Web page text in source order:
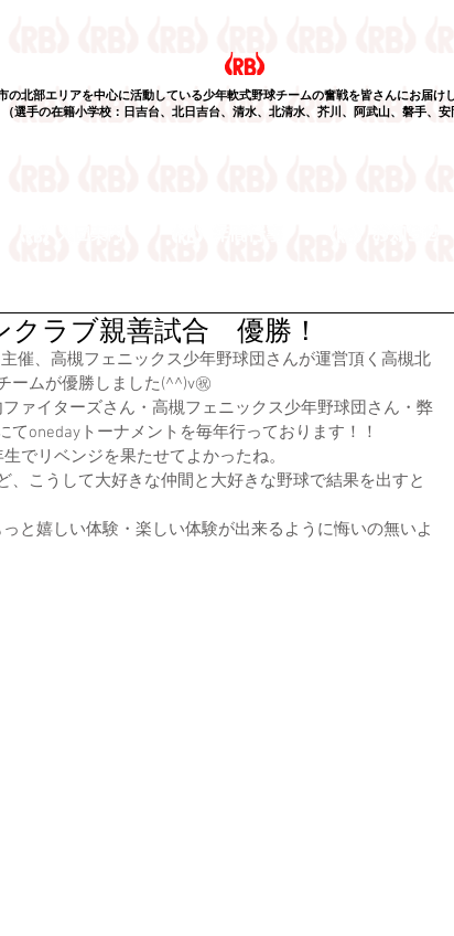
の北部エリアを中心に活動している少年軟式野球チームの奮戦を皆さんにお届けし
手の在籍小学校：日吉台、北日吉台、清水、北清水、芥川、阿武山、磐手、安
ラブ親善試合 優勝！
催、高槻フェニックス少年野球団さんが運営頂く高槻北
ームが優勝しました(^^)v㊗
ァイターズさん・高槻フェニックス少年野球団さん・弊
onedayトーナメントを毎年行っております！！
でリベンジを果たせてよかったね。
、こうして大好きな仲間と大好きな野球で結果を出すと
と嬉しい体験・楽しい体験が出来るように悔いの無いよ